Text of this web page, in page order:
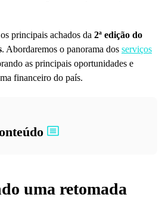
principais achados da 2ª edição do
. Abordaremos o panorama dos serviços
as principais oportunidades e
financeiro do país.
uma retomada